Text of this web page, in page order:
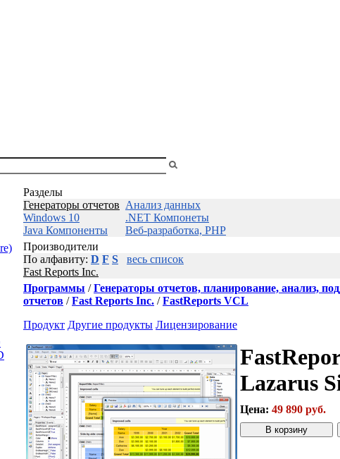
Разделы
Генераторы отчетов Анализ данных
Windows 10
.NET Компонеты
Java Компоненты
Веб-разработка, PHP
Производители
По алфавиту: D F S
весь список
Fast Reports Inc.
Программы /Генераторы отчетов, планирование, анализ,
отчетов /Fast Reports Inc. /FastReports VCL
Продукт Другие продукты Лицензирование
Lazarus
Цена: 49 890 руб.